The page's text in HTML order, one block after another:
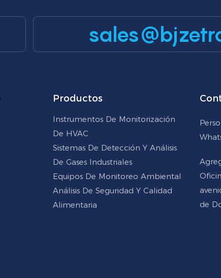
Productos
Instrumentos De Monitorización
De HVAC
Sistemas De Detección Y Análisis
De Gases Industriales
Equipos De Monitoreo Ambiental
Análisis De Seguridad Y Calidad
Alimentaria
de